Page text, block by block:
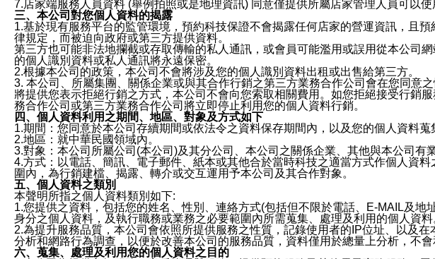
7.店家端服務人員資料 (舉例拍照或是地理資訊) 同意僅提供所屬店家管理人員可以
三、本公司對您個人資料的揭露
1.基於現有服務平台的監管環境，預約科技保證不會揭露任何店家的營運資訊，且
律規定，而被迫向政府或第三方提供資料。
第三方也可能非法地攔截或存取傳輸的私人通訊，或會員可能濫用或誤用從本公司
的個人識別資料或私人通訊將永遠保密。
2.根據本公司的政策，本公司不會將涉及您的個人識別資料出租或出售給第三方。
3. 本公司、所屬集團、關係企業或與其合作行銷之第三方業務合作公司會在您同意
將提供您表示拒絕行銷之方式，本公司不會向您索取相關費用。如您拒絕接受行銷
務合作公司或第三方業務合作公司將立即停止利用您的個人資料行銷。
四、個人資料利用之期間、地區、對象及方式如下
1.期間：您同意於本公司存續期間或依法令之資料保存期間內，以及您的個人資料
2.地區：就中華民國領域內。
3.對象：本公司所屬公司(本公司)及其分公司、本公司之關係企業、其他與本公司有
4.方式：以電話、簡訊、電子郵件、紙本或其他合於當時科技之適當方式作個人資
圍內，為行銷建檔、揭露、轉介或交互運用予本公司及其合作對象。
五、個人資料之類別
本聲明所指之個人資料類別如下:
1.您提供之資料，包括您的姓名、性別、連絡方式(包括但不限於電話、E-MAIL及
身分之個人資料，及執行職務或業務之必要範圍內所需蒐集、處理及利用的個人資料
2.為提升服務品質，本公司會依照所提供服務之性質，記錄使用者的IP位址、以及
分析和網路行為調查，以便於改善本公司的服務品質，資料僅用於總量上分析，不會
六、蒐集、處理及利用您的個人資料之目的